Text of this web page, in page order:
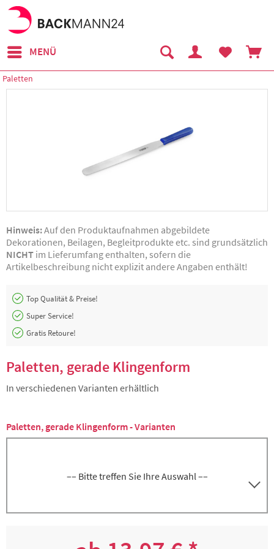
MENÜ
Paletten
Hinweis:Auf den Produktaufnahmen abgebildete
Dekorationen, Beilagen, Begleitprodukte etc. sind grundsätzlich
NICHT im Lieferumfang enthalten, sofern die
Artikelbeschreibung nicht explizit andere Angaben enthält!
Top Qualität & Preise!
Super Service!
Gratis Retoure!
Paletten, gerade Klingenform
In verschiedenen Varianten erhältlich
Paletten, gerade Klingenform - Varianten
–– Bitte treffen Sie Ihre Auswahl ––